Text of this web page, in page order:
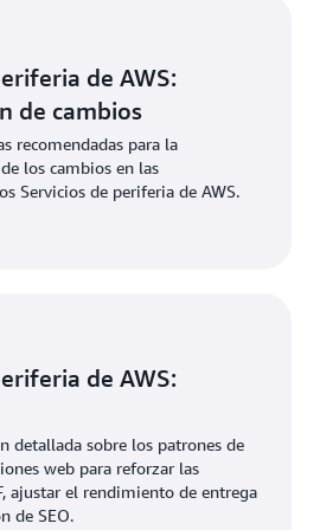
de AWS:
de cambios
recomendadas para la
los cambios en las
Servicios de periferia de AWS.
de AWS:
detallada sobre los patrones de
web para reforzar las
ajustar el rendimiento de entrega
de SEO.